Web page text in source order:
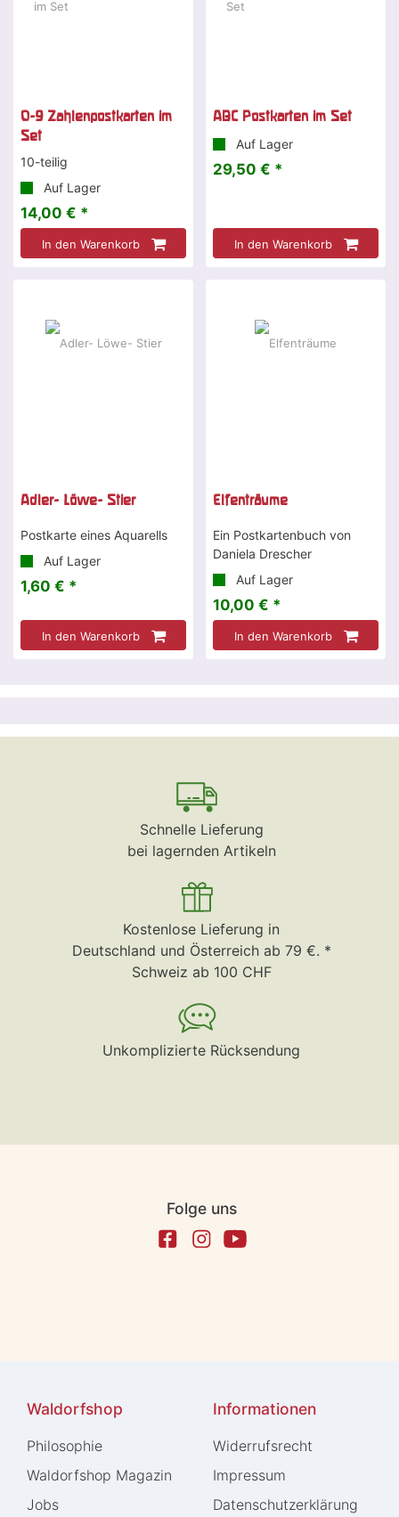
0-9 Zahlenpostkarten im
Set
10-teilig
Auf Lager
14,00 € *
In den Warenkorb
ABC Postkarten im Set
Auf Lager
29,50 € *
In den Warenkorb
Adler- Löwe- Stier
Postkarte eines Aquarells
Auf Lager
1,60 € *
In den Warenkorb
Elfenträume
Ein Postkartenbuch von
Daniela Drescher
Auf Lager
10,00 € *
In den Warenkorb
Schnelle Lieferung
bei lagernden Artikeln
Kostenlose Lieferung in
Deutschland und Österreich ab 79 €. *
Schweiz ab 100 CHF
Unkomplizierte Rücksendung
Folge uns
Waldorfshop
Philosophie
Waldorfshop Magazin
Jobs
Informationen
Widerrufs­recht
Impressum
Daten­schutz­erklärung